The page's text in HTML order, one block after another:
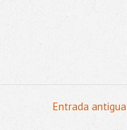
Entrada antigua